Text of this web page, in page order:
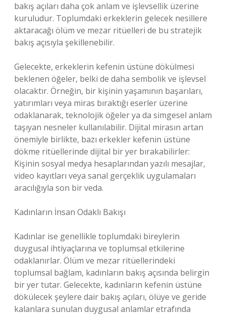
bakış açıları daha çok anlam ve işlevsellik üzerine
kuruludur. Toplumdaki erkeklerin gelecek nesillere
aktaracağı ölüm ve mezar ritüelleri de bu stratejik
bakış açısıyla şekillenebilir.
Gelecekte, erkeklerin kefenin üstüne dökülmesi
beklenen öğeler, belki de daha sembolik ve işlevsel
olacaktır. Örneğin, bir kişinin yaşamının başarıları,
yatırımları veya miras bıraktığı eserler üzerine
odaklanarak, teknolojik öğeler ya da simgesel anlam
taşıyan nesneler kullanılabilir. Dijital mirasın artan
önemiyle birlikte, bazı erkekler kefenin üstüne
dökme ritüellerinde dijital bir yer bırakabilirler:
Kişinin sosyal medya hesaplarından yazılı mesajlar,
video kayıtları veya sanal gerçeklik uygulamaları
aracılığıyla son bir veda.
Kadınların İnsan Odaklı Bakışı
Kadınlar ise genellikle toplumdaki bireylerin
duygusal ihtiyaçlarına ve toplumsal etkilerine
odaklanırlar. Ölüm ve mezar ritüellerindeki
toplumsal bağlam, kadınların bakış açısında belirgin
bir yer tutar. Gelecekte, kadınların kefenin üstüne
dökülecek şeylere dair bakış açıları, ölüye ve geride
kalanlara sunulan duygusal anlamlar etrafında